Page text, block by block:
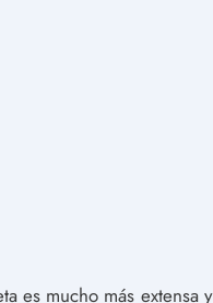
es mucho más extensa y